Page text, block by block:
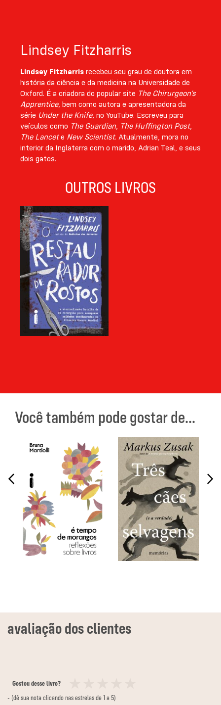
Lindsey Fitzharris
Lindsey Fitzharris recebeu seu grau de doutora em
história da ciência e da medicina na Universidade de
Oxford. É a criadora do popular site The Chirurgeon’s
Apprentice, bem como autora e apresentadora da
série Under the Knife, no YouTube. Escreveu para
veículos como The Guardian, The Huffington Post,
The Lancete New Scientist. Atualmente, mora no
interior da Inglaterra com o marido, Adrian Teal, e seus
dois gatos.
OUTROS LIVROS
Você também pode gostar de...
Gostou desse livro?
12
3
4
5
- (dê sua nota clicando nas estrelas de 1 a 5)